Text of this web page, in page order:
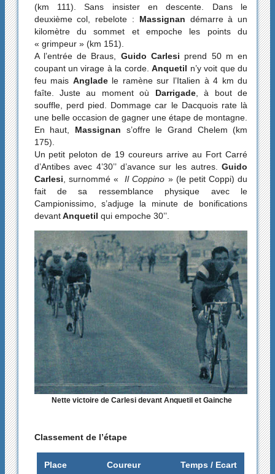
(km 111). Sans insister en descente. Dans le
deuxième col, rebelote : Massignan démarre à un
kilomètre du sommet et empoche les points du
« grimpeur » (km 151).
A l’entrée de Braus, Guido Carlesi prend 50 m en
coupant un virage à la corde.Anquetil n’y voit que du
feu mais Angladele ramène sur l’Italien à 4 km du
faîte. Juste au moment où Darrigade, à bout de
souffle, perd pied. Dommage car le Dacquois rate là
une belle occasion de gagner une étape de montagne.
En haut, Massignan s’offre le Grand Chelem (km
175).
Un petit peloton de 19 coureurs arrive au Fort Carré
d’Antibes avec 4’30’’ d’avance sur les autres.Guido
Carlesi , surnommé « Il Coppino » (le petit Coppi) du
fait de sa ressemblance physique avec le
Campionissimo, s’adjuge la minute de bonifications
devantAnquetil qui empoche 30’’.
Nette victoire de Carlesi devant Anquetil et Gainche
Classement de l’étape
Place Coureur Temps / Ecart